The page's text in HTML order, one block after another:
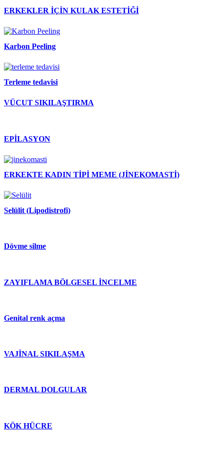
ERKEKLER İÇİN KULAK ESTETİĞİ
Karbon Peeling
Terleme tedavisi
VÜCUT SIKILAŞTIRMA
EPİLASYON
ERKEKTE KADIN TİPİ MEME (JİNEKOMASTİ)
Selülit (Lipodistrofi)
Dövme silme
ZAYIFLAMA BÖLGESEL İNCELME
Genital renk açma
VAJİNAL SIKILAŞMA
DERMAL DOLGULAR
KÖK HÜCRE